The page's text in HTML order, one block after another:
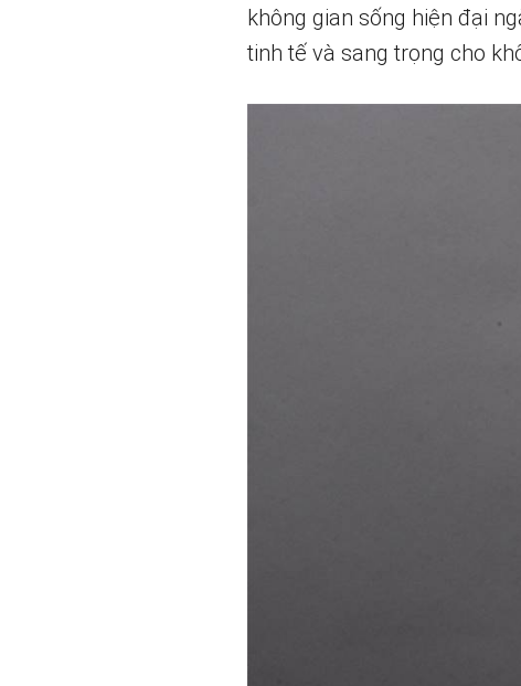
không gian sống hiện đại
tinh tế và sang trọng cho